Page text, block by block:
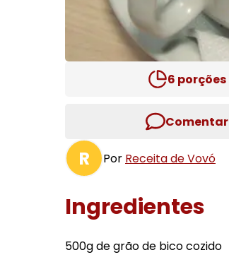
6 porções
Comentar
R Por Receita de Vovó
Ingredientes
500g de grão de bico cozido